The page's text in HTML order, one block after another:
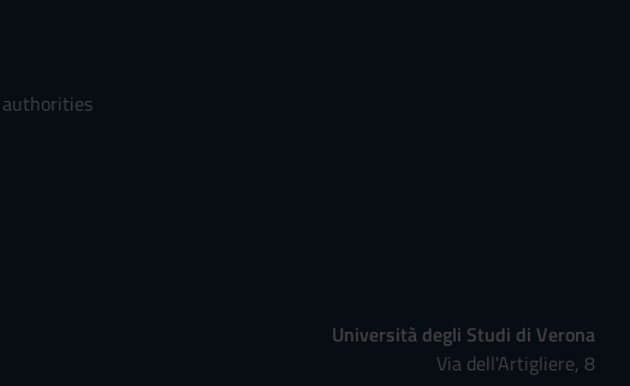
authorities
Università degli Studi di Verona
Via dell'Artigliere, 8